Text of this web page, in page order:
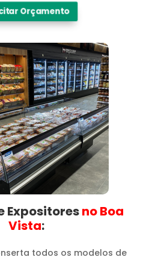
Orçamento
Expositoresno Boa
Vista​:
todos os modelos de